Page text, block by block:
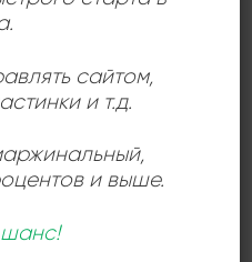
сайтом,
и т.д.
,
и выше.
шанс!